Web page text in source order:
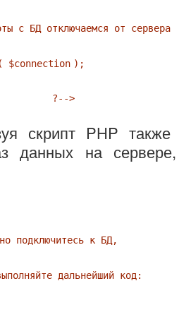
с БД отключаемся от сервера
$connection );
?-->
скрипт PHP
данных на
подключитесь к БД,
дальнейший код: